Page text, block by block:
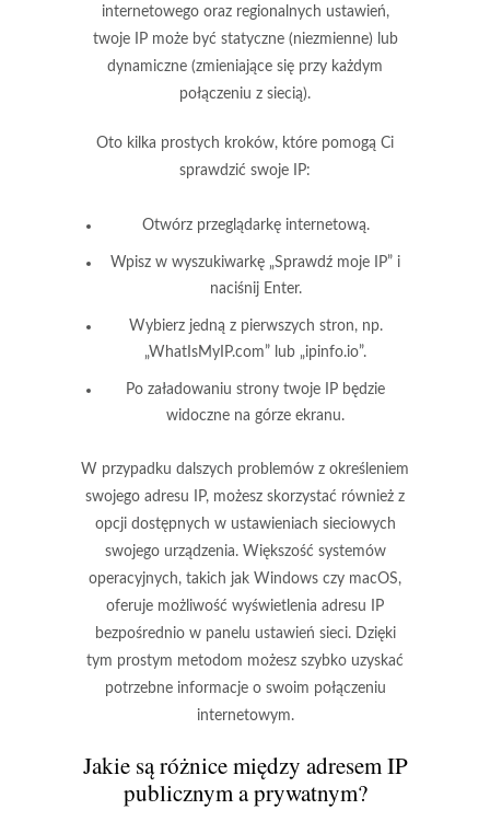
internetowego oraz regionalnych ustawień,
twoje IP może być statyczne (niezmienne) lub
dynamiczne (zmieniające się przy każdym
połączeniu z siecią).
Oto kilka prostych kroków, które pomogą Ci
sprawdzić swoje IP:
Otwórz przeglądarkę internetową.
Wpisz w wyszukiwarkę „Sprawdź moje IP” i
naciśnij Enter.
Wybierz jedną z pierwszych stron, np.
„WhatIsMyIP.com” lub „ipinfo.io”.
Po załadowaniu strony twoje IP będzie
widoczne na górze ekranu.
W przypadku dalszych problemów z określeniem
swojego adresu IP, możesz skorzystać również z
opcji dostępnych w ustawieniach sieciowych
swojego urządzenia. Większość systemów
operacyjnych, takich jak Windows czy macOS,
oferuje możliwość wyświetlenia adresu IP
bezpośrednio w panelu ustawień sieci. Dzięki
tym prostym metodom możesz szybko uzyskać
potrzebne informacje o swoim połączeniu
internetowym.
Jakie są różnice między adresem IP
publicznym a prywatnym?